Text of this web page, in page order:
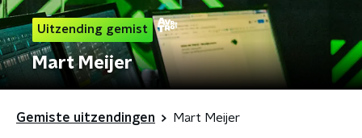
Uitzending gemist
Mart Meijer
Gemiste uitzendingen Mart Meijer